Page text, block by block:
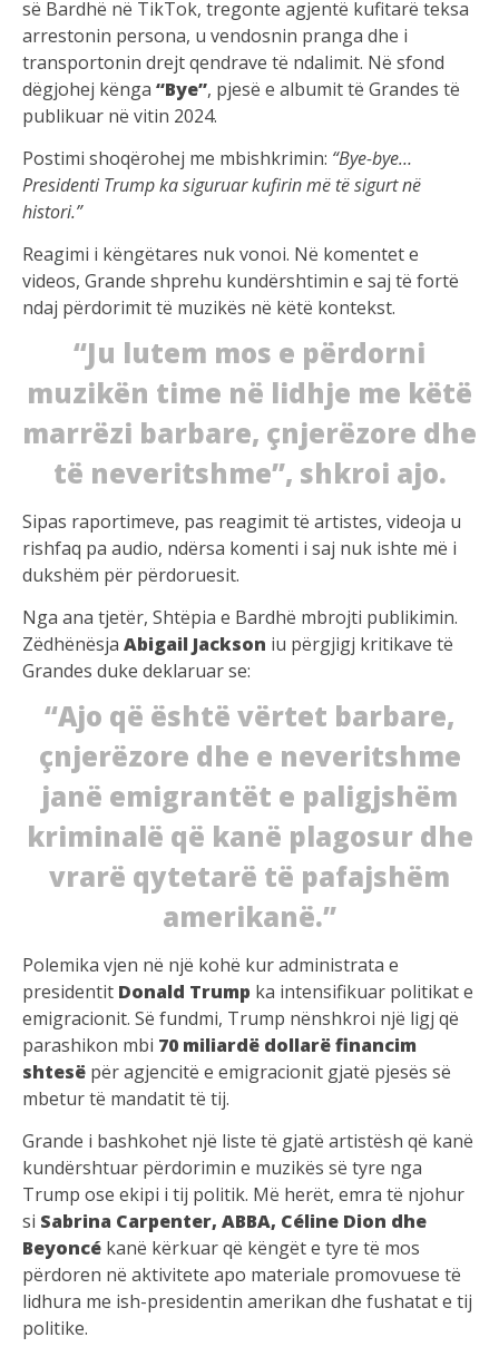
së Bardhë në TikTok, tregonte agjentë kufitarë teksa
arrestonin persona, u vendosnin pranga dhe i
transportonin drejt qendrave të ndalimit. Në sfond
dëgjohej kënga “Bye”, pjesë e albumit të Grandes të
publikuar në vitin 2024.
Postimi shoqërohej me mbishkrimin: “Bye-bye…
Presidenti Trump ka siguruar kufirin më të sigurt në
histori.”
Reagimi i këngëtares nuk vonoi. Në komentet e
videos, Grande shprehu kundërshtimin e saj të fortë
ndaj përdorimit të muzikës në këtë kontekst.
“Ju lutem mos e përdorni
muzikën time në lidhje me këtë
marrëzi barbare, çnjerëzore dhe
të neveritshme”, shkroi ajo.
Sipas raportimeve, pas reagimit të artistes, videoja u
rishfaq pa audio, ndërsa komenti i saj nuk ishte më i
dukshëm për përdoruesit.
Nga ana tjetër, Shtëpia e Bardhë mbrojti publikimin.
Zëdhënësja Abigail Jackson iu përgjigj kritikave të
Grandes duke deklaruar se:
“Ajo që është vërtet barbare,
çnjerëzore dhe e neveritshme
janë emigrantët e paligjshëm
kriminalë që kanë plagosur dhe
vrarë qytetarë të pafajshëm
amerikanë.”
Polemika vjen në një kohë kur administrata e
presidentit Donald Trump ka intensifikuar politikat e
emigracionit. Së fundmi, Trump nënshkroi një ligj që
parashikon mbi 70 miliardë dollarë financim
shtesë për agjencitë e emigracionit gjatë pjesës së
mbetur të mandatit të tij.
Grande i bashkohet një liste të gjatë artistësh që kanë
kundërshtuar përdorimin e muzikës së tyre nga
Trump ose ekipi i tij politik. Më herët, emra të njohur
si Sabrina Carpenter, ABBA, Céline Dion dhe
Beyoncé kanë kërkuar që këngët e tyre të mos
përdoren në aktivitete apo materiale promovuese të
lidhura me ish-presidentin amerikan dhe fushatat e tij
politike.